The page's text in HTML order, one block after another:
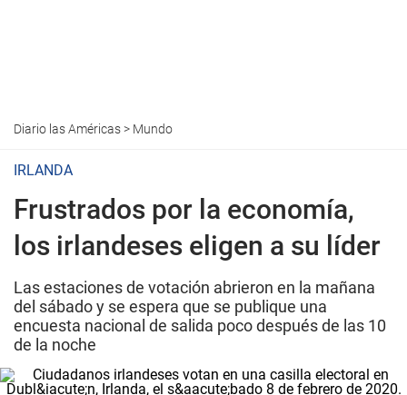
Diario las Américas> Mundo
IRLANDA
Frustrados por la economía,
los irlandeses eligen a su líder
Las estaciones de votación abrieron en la mañana
del sábado y se espera que se publique una
encuesta nacional de salida poco después de las 10
de la noche